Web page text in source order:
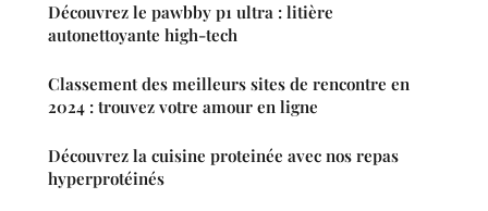
Découvrez le pawbby p1 ultra : litière
autonettoyante high-tech
Classement des meilleurs sites de rencontre en
2024 : trouvez votre amour en ligne
Découvrez la cuisine proteinée avec nos repas
hyperprotéinés